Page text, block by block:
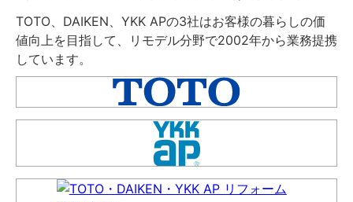
TOTO、DAIKEN、YKK APの3社はお客様の暮らしの価
値向上を目指して、リモデル分野で2002年から業務提携
しています。